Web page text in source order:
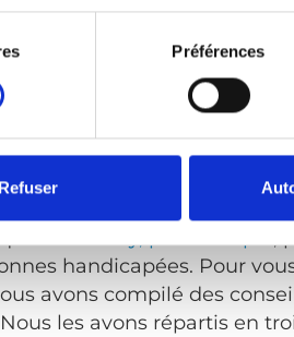
Préférences
Refuser
vous protéger contre la
de sécurité pour
à travers les lourdes
pour une personne à
handicapées. Pour
avons compilé des
les avons répartis en